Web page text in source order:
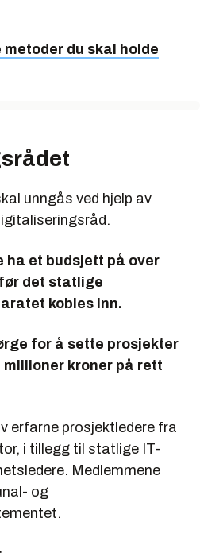
metoder du skal holde
unngås ved hjelp av
ha et budsjett på over
det statlige
kobles inn.
for å sette prosjekter
millioner kroner på rett
erfarne prosjektledere fra
i tillegg til statlige IT-
Medlemmene
og